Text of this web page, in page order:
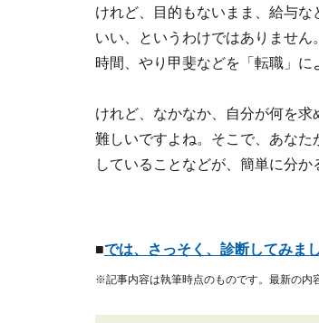
けれど、目的もないまま、給与
いい、というわけではありません
時間、やり甲斐などを「転職」に
けれど、なかなか、自分が何を求
難しいですよね。そこで、あな
していることなどが、簡単に分か
■では、さっそく、診断してみま
※記事内容は執筆時点のものです。最新の内